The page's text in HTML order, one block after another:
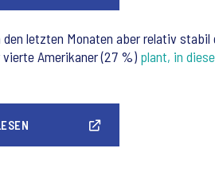
letzten Monaten aber relativ
Amerikaner (27 %) plant, in